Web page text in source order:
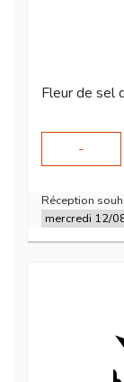
Fleur de sel
-
Réception